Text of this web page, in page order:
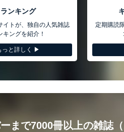
ランキング
イトが、独自の人気雑誌
キングを紹介！
っと詳しく ▶︎
定期購読
まで7000冊以上の雑誌